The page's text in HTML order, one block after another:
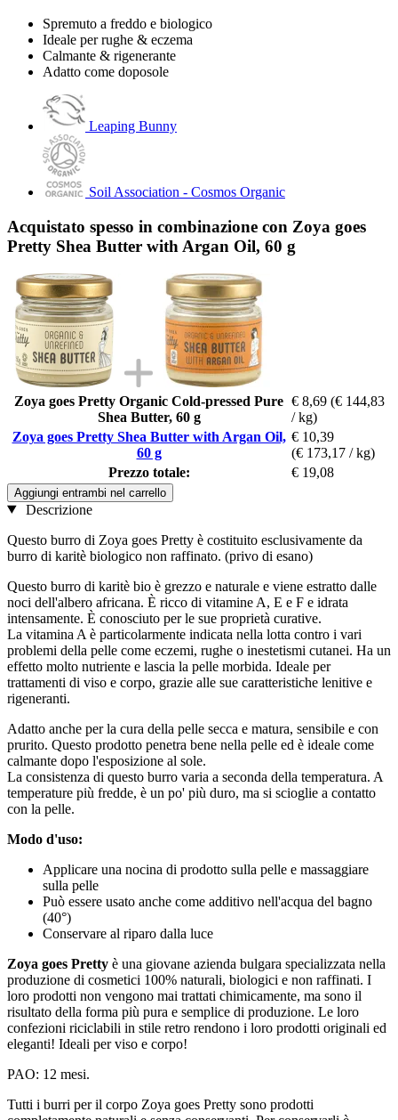
Spremuto a freddo e biologico
Ideale per rughe & eczema
Calmante & rigenerante
Adatto come doposole
Leaping Bunny
Soil Association - Cosmos Organic
Acquistato spesso in combinazione con Zoya goes
Pretty Shea Butter with Argan Oil, 60 g
Zoya goes Pretty Organic Cold-pressed Pure
Shea Butter, 60 g
€ 8,69 (€ 144,83
/ kg)
Zoya goes Pretty Shea Butter with Argan Oil,
60 g
€ 10,39
(€ 173,17 / kg)
Prezzo totale:
€ 19,08
Aggiungi entrambi nel carrello
Descrizione
Questo burro di Zoya goes Pretty è costituito esclusivamente da
burro di karitè biologico non raffinato. (privo di esano)
Questo burro di karitè bio è grezzo e naturale e viene estratto dalle
noci dell'albero africana. È ricco di vitamine A, E e F e idrata
intensamente. È conosciuto per le sue proprietà curative.
La vitamina A è particolarmente indicata nella lotta contro i vari
problemi della pelle come eczemi, rughe o inestetismi cutanei. Ha un
effetto molto nutriente e lascia la pelle morbida. Ideale per
trattamenti di viso e corpo, grazie alle sue caratteristiche lenitive e
rigeneranti.
Adatto anche per la cura della pelle secca e matura, sensibile e con
prurito. Questo prodotto penetra bene nella pelle ed è ideale come
calmante dopo l'esposizione al sole.
La consistenza di questo burro varia a seconda della temperatura. A
temperature più fredde, è un po' più duro, ma si scioglie a contatto
con la pelle.
Modo d'uso:
Applicare una nocina di prodotto sulla pelle e massaggiare
sulla pelle
Può essere usato anche come additivo nell'acqua del bagno
(40°)
Conservare al riparo dalla luce
Zoya goes Pretty è una giovane azienda bulgara specializzata nella
produzione di cosmetici 100% naturali, biologici e non raffinati. I
loro prodotti non vengono mai trattati chimicamente, ma sono il
risultato della forma più pura e semplice di produzione. Le loro
confezioni riciclabili in stile retro rendono i loro prodotti originali ed
eleganti! Ideali per viso e corpo!
PAO: 12 mesi.
Tutti i burri per il corpo Zoya goes Pretty sono prodotti